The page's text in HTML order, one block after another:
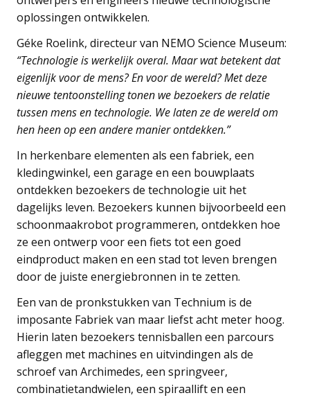
oplossingen ontwikkelen.
Géke Roelink, directeur van NEMO Science Museum:
“Technologie is werkelijk overal. Maar wat betekent dat
eigenlijk voor de mens? En voor de wereld? Met deze
nieuwe tentoonstelling tonen we bezoekers de relatie
tussen mens en technologie. We laten ze de wereld om
hen heen op een andere manier ontdekken.”
In herkenbare elementen als een fabriek, een
kledingwinkel, een garage en een bouwplaats
ontdekken bezoekers de technologie uit het
dagelijks leven. Bezoekers kunnen bijvoorbeeld een
schoonmaakrobot programmeren, ontdekken hoe
ze een ontwerp voor een fiets tot een goed
eindproduct maken en een stad tot leven brengen
door de juiste energiebronnen in te zetten.
Een van de pronkstukken van Technium is de
imposante Fabriek van maar liefst acht meter hoog.
Hierin laten bezoekers tennisballen een parcours
afleggen met machines en uitvindingen als de
schroef van Archimedes, een springveer,
combinatietandwielen, een spiraallift en een